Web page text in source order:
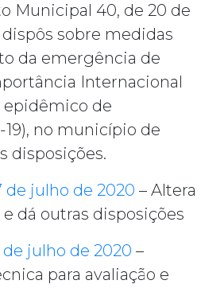
Municipal 40, de 20 de
sobre medidas
da emergência de
Internacional
de
19), no município de
disposições.
de julho de 2020 – Altera
dá outras disposições
de julho de 2020 –
para avaliação e